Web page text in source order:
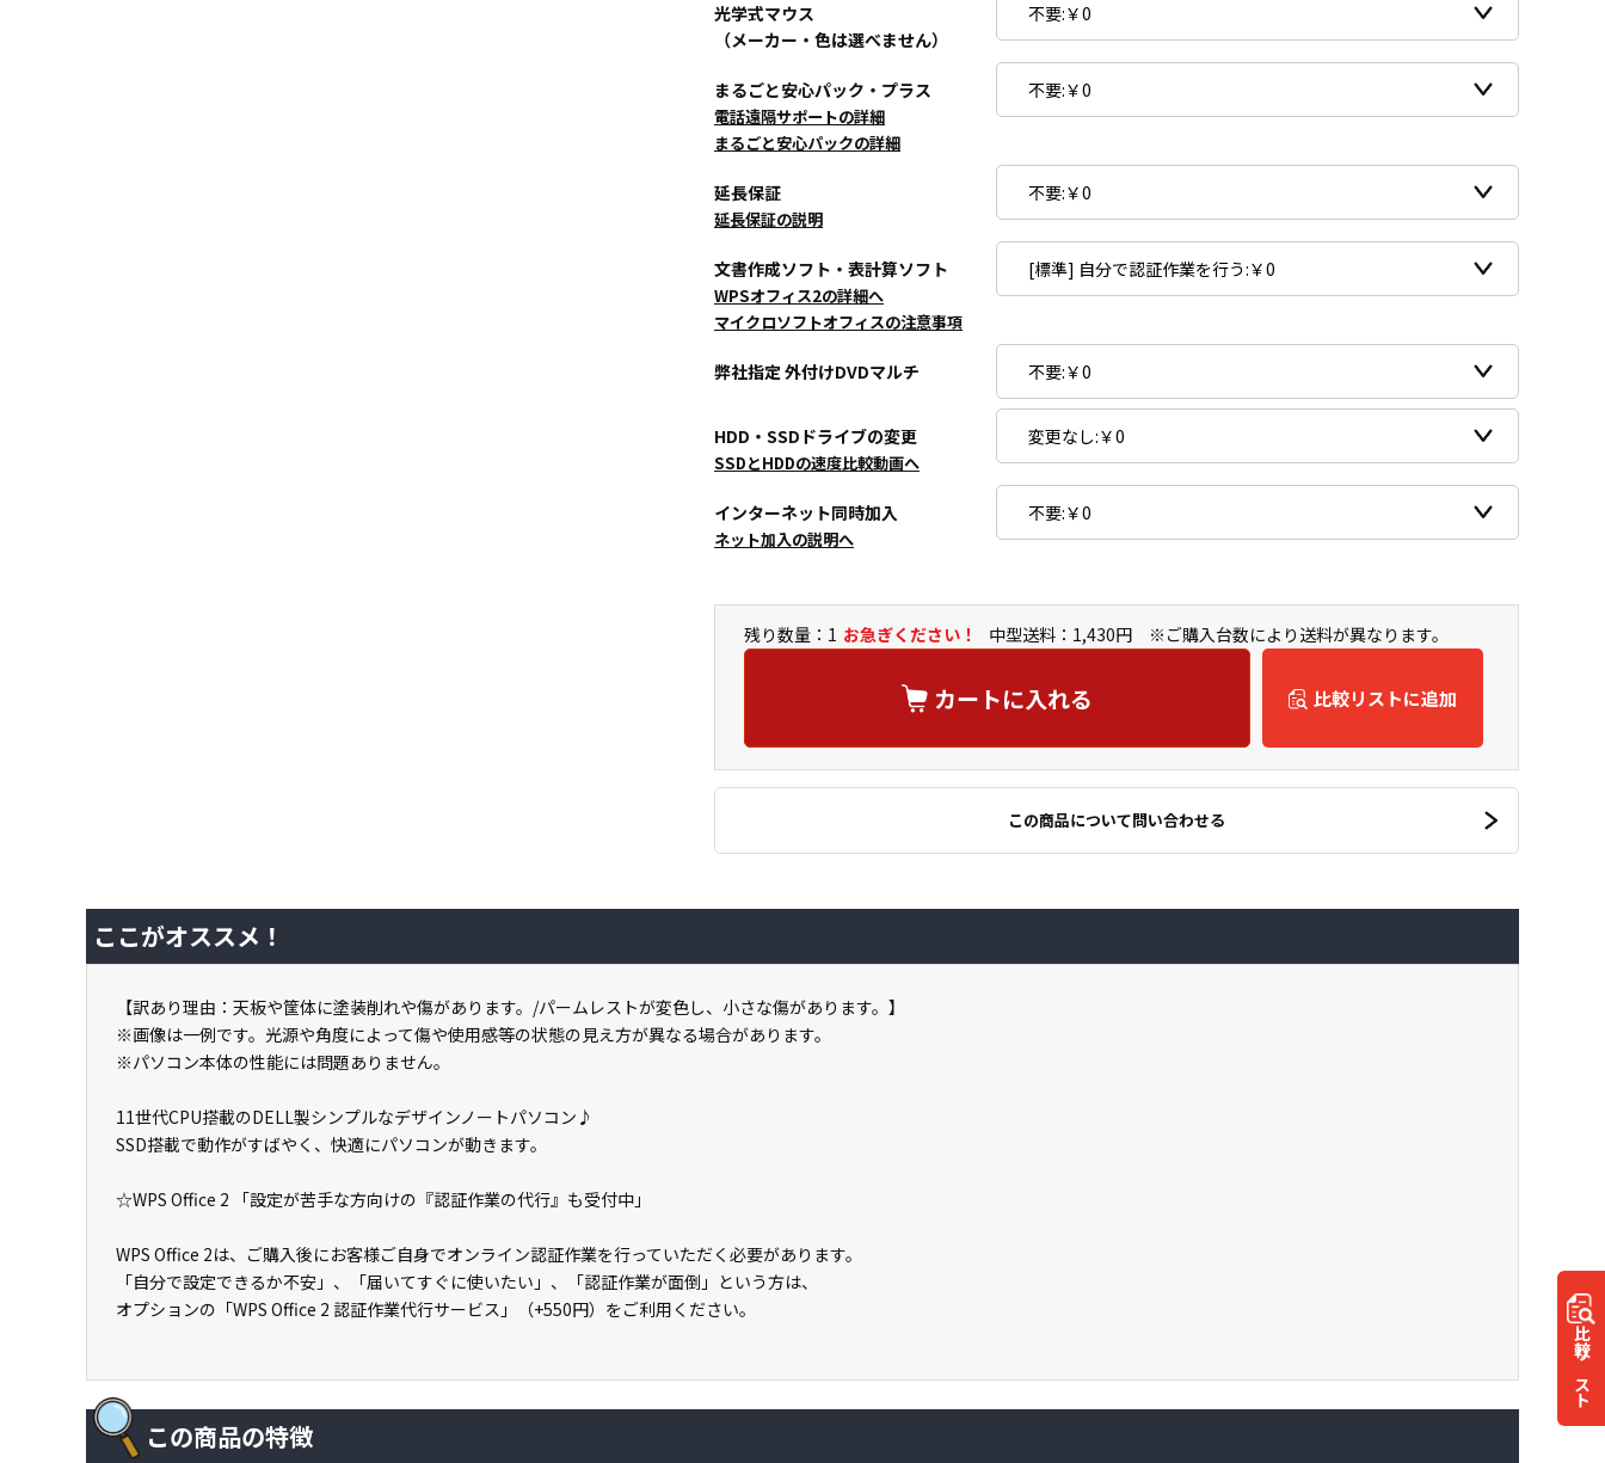
光学式マウス
（メーカー・色は選べません）
まるごと安心パック・プラス
電話遠隔サポートの詳細
まるごと安心パックの詳細
延長保証
延長保証の説明
文書作成ソフト・表計算ソフト
WPSオフィス2の詳細へ
マイクロソフトオフィスの注意事項
弊社指定 外付けDVDマルチ
HDD・SSDドライブの変更
SSDとHDDの速度比較動画へ
インターネット同時加入
ネット加入の説明へ
残り数量：1 お急ぎください！ 中型送料：1,430円 ※ご購入台数により送料が異なります。
カートに入れる 比較リストに追加
この商品について問い合わせる
比較
リスト
ここがオススメ！
【訳あり理由：天板や筐体に塗装削れや傷があります。/パームレストが変色し、小さな傷があります。】
※画像は一例です。光源や角度によって傷や使用感等の状態の見え方が異なる場合があります。
※パソコン本体の性能には問題ありません。
11世代CPU搭載のDELL製シンプルなデザインノートパソコン♪
SSD搭載で動作がすばやく、快適にパソコンが動きます。
☆WPS Office 2 「設定が苦手な方向けの『認証作業の代行』も受付中」
WPS Office 2は、ご購入後にお客様ご自身でオンライン認証作業を行っていただく必要があります。
「自分で設定できるか不安」、「届いてすぐに使いたい」、「認証作業が面倒」という方は、
オプションの「WPS Office 2 認証作業代行サービス」（+550円）をご利用ください。
この商品の特徴